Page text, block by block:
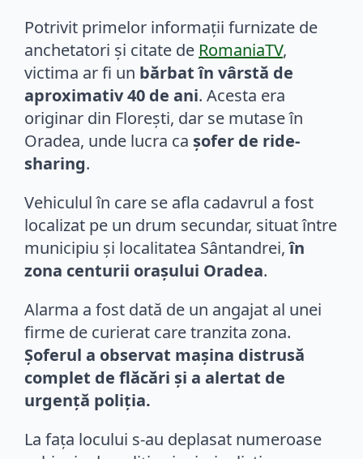
Potrivit primelor informații furnizate de
anchetatori și citate de RomaniaTV,
victima ar fi un bărbat în vârstă de
aproximativ 40 de ani. Acesta era
originar din Florești, dar se mutase în
Oradea, unde lucra ca șofer de ride-
sharing.
Vehiculul în care se afla cadavrul a fost
localizat pe un drum secundar, situat între
municipiu și localitatea Sântandrei,în
zona centurii orașului Oradea.
Alarma a fost dată de un angajat al unei
firme de curierat care tranzita zona.
Șoferul a observat mașina distrusă
complet de flăcări și a alertat de
urgență poliția.
La fața locului s-au deplasat numeroase